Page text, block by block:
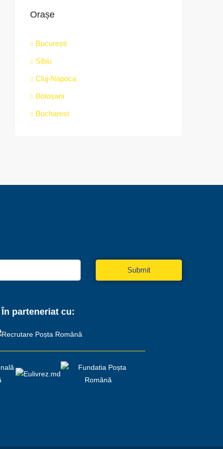
Orașe
București
Sibiu
Cluj-Napoca
Botoșani
Bucharest
Submit
În parteneriat cu: